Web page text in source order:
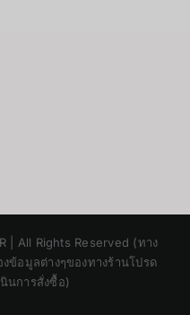
| All Rights Reserved (ทาง
ข้อมูลต่างๆของทางร้านโปรด
นการสั่งซื้อ)Chinese